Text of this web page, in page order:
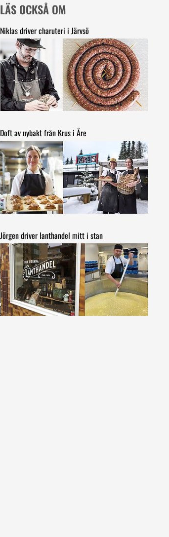
LÄS OCKSÅ OM
Niklas driver charuteri i Järvsö
Doft av nybakt från Krus i Åre
Jörgen driver lanthandel mitt i stan